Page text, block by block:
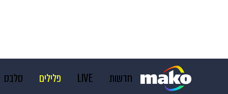
חדשות LIVE פלילים סלבס